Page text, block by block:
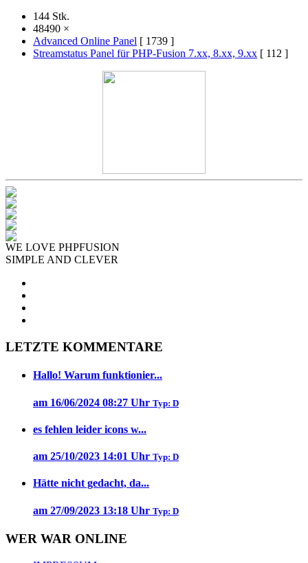
144 Stk.
48490 ×
Advanced Online Panel [ 1739 ]
Streamstatus Panel für PHP-Fusion 7.xx, 8.xx, 9.xx [ 112 ]
WE LOVE PHPFUSION
SIMPLE AND CLEVER
LETZTE KOMMENTARE
Hallo! Warum funktionier...
am 16/06/2024 08:27 Uhr Typ: D
es fehlen leider icons w...
am 25/10/2023 14:01 Uhr Typ: D
Hätte nicht gedacht, da...
am 27/09/2023 13:18 Uhr Typ: D
WER WAR ONLINE